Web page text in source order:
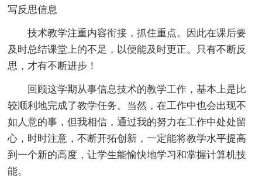
写反思信息
技术教学注重内容衔接，抓住重点。因此在课后要
及时总结课堂上的不足，以便能及时更正。只有不断反
思，才有不断进步！
回顾这学期从事信息技术的教学工作，基本上是比
较顺利地完成了教学任务。当然，在工作中也会出现不
如人意的事，但我相信，通过我的努力在工作中处处留
心，时时注意，不断开拓创新，一定能将教学水平提高
到一个新的高度，让学生能愉快地学习和掌握计算机技
能。